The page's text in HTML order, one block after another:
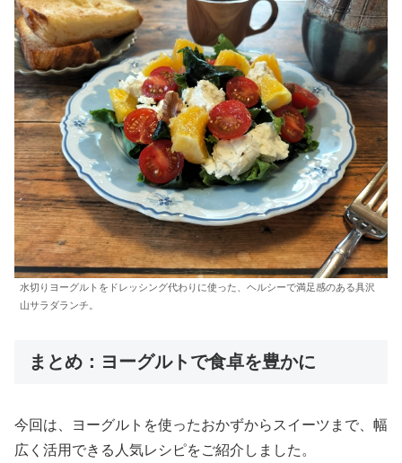
水切りヨーグルトをドレッシング代わりに使った、ヘルシーで満足感のある具沢
山サラダランチ。
まとめ：ヨーグルトで食卓を豊かに
今回は、ヨーグルトを使ったおかずからスイーツまで、幅
広く活用できる人気レシピをご紹介しました。